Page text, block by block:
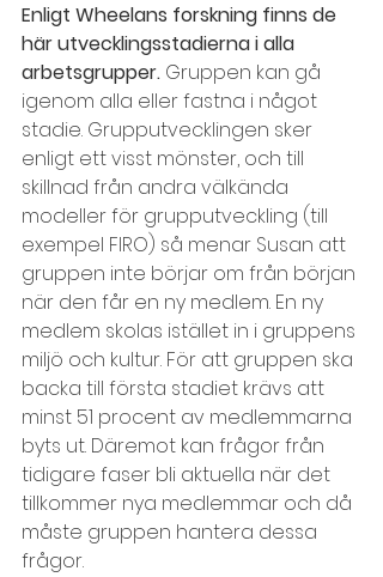
Enligt Wheelans forskning finns de
här utvecklingsstadierna i alla
arbetsgrupper. Gruppen kan gå
igenom alla eller fastna i något
stadie. Grupputvecklingen sker
enligt ett visst mönster, och till
skillnad från andra välkända
modeller för grupputveckling (till
exempel FIRO) så menar Susan att
gruppen inte börjar om från början
när den får en ny medlem. En ny
medlem skolas istället in i gruppens
miljö och kultur. För att gruppen ska
backa till första stadiet krävs att
minst 51 procent av medlemmarna
byts ut. Däremot kan frågor från
tidigare faser bli aktuella när det
tillkommer nya medlemmar och då
måste gruppen hantera dessa
frågor.